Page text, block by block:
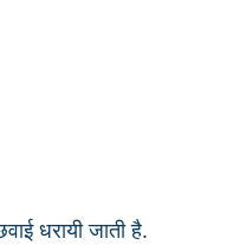
धरायी जाती है.